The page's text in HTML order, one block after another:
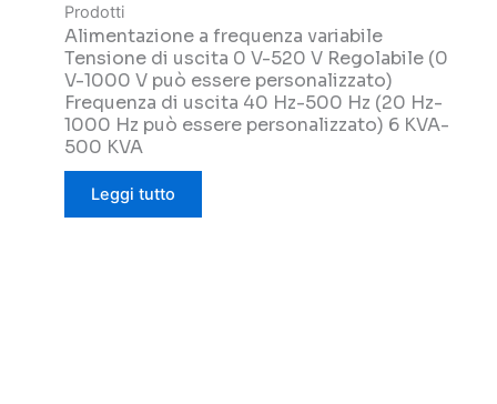
Prodotti
Alimentazione a frequenza variabile
Tensione di uscita 0 V-520 V Regolabile (0
V-1000 V può essere personalizzato)
Frequenza di uscita 40 Hz-500 Hz (20 Hz-
1000 Hz può essere personalizzato) 6 KVA-
500 KVA
Leggi tutto